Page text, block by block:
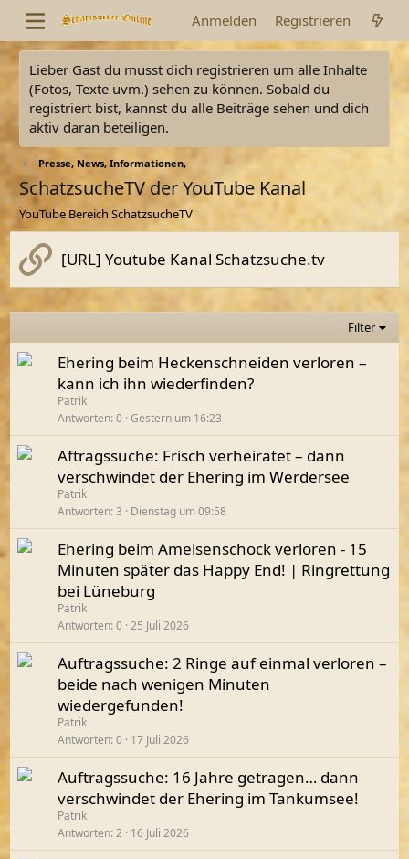
Anmelden Registrieren
Lieber Gast du musst dich registrieren um alle Inhalte
(Fotos, Texte uvm.) sehen zu können. Sobald du
registriert bist, kannst du alle Beiträge sehen und dich
aktiv daran beteiligen.
Presse, News, Informationen,
SchatzsucheTV der YouTube Kanal
YouTube Bereich SchatzsucheTV
[URL] Youtube Kanal Schatzsuche.tv
Filter
Ehering beim Heckenschneiden verloren –
kann ich ihn wiederfinden?
Patrik
Antworten 0 Gestern um 16:23
Aftragssuche: Frisch verheiratet – dann
verschwindet der Ehering im Werdersee
Patrik
Antworten 3 Dienstag um 09:58
Ehering beim Ameisenschock verloren - 15
Minuten später das Happy End! | Ringrettung
bei Lüneburg
Patrik
Antworten 0 25 Juli 2026
Auftragssuche: 2 Ringe auf einmal verloren –
beide nach wenigen Minuten
wiedergefunden!
Patrik
Antworten 0 17 Juli 2026
Auftragssuche: 16 Jahre getragen… dann
verschwindet der Ehering im Tankumsee!
Patrik
Antworten 2 16 Juli 2026